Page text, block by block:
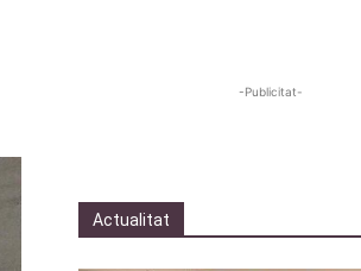
-Publicitat-
Actualitat